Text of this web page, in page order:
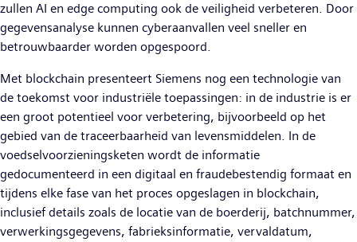
zullen AI en edge computing ook de veiligheid verbeteren. Door
gegevensanalyse kunnen cyberaanvallen veel sneller en
betrouwbaarder worden opgespoord.
Met blockchain presenteert Siemens nog een technologie van
de toekomst voor industriële toepassingen: in de industrie is er
een groot potentieel voor verbetering, bijvoorbeeld op het
gebied van de traceerbaarheid van levensmiddelen. In de
voedselvoorzieningsketen wordt de informatie
gedocumenteerd in een digitaal en fraudebestendig formaat en
tijdens elke fase van het proces opgeslagen in blockchain,
inclusief details zoals de locatie van de boerderij, batchnummer,
verwerkingsgegevens, fabrieksinformatie, vervaldatum,